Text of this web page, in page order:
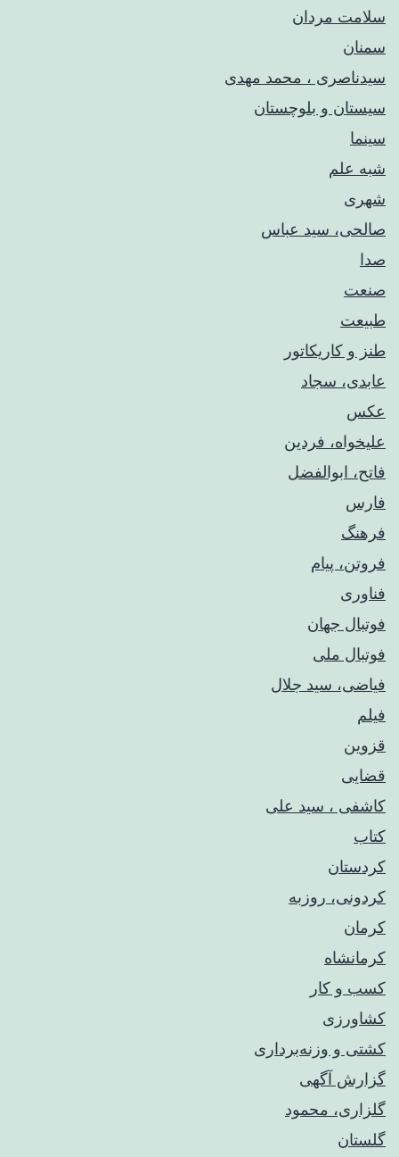
سلامت مردان
سمنان
سیدناصری ، محمد مهدی
سیستان و بلوچستان
سینما
شبه علم
شهری
صالحی، سید عباس
صدا
صنعت
طبیعت
طنز و کاریکاتور
عابدی، سجاد
عکس
علیخواه، فردین
فاتح، ابوالفضل
فارس
فرهنگ
فروتن، پیام
فناوری
فوتبال جهان
فوتبال ملی
فیاضی، سید جلال
فیلم
قزوین
قضایی
کاشفی ، سید علی
کتاب
کردستان
کردونی، روزبه
کرمان
کرمانشاه
کسب و کار
کشاورزی
کشتی و وزنه‌برداری
گزارش آگهی
گلزاری، محمود
گلستان